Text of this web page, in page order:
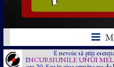
E nevoie să știți
INCURSIUNILE UNUI